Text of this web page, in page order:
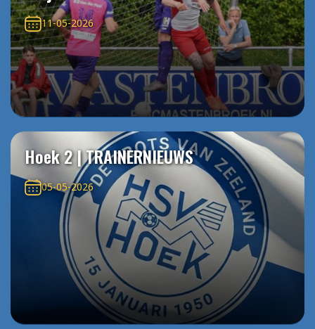
11-05-2026
Hoek 2 | TRAINERNIEUWS
05-05-2026